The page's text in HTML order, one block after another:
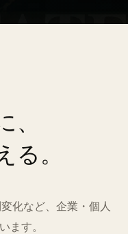
。
化など、企業・個人
ます。